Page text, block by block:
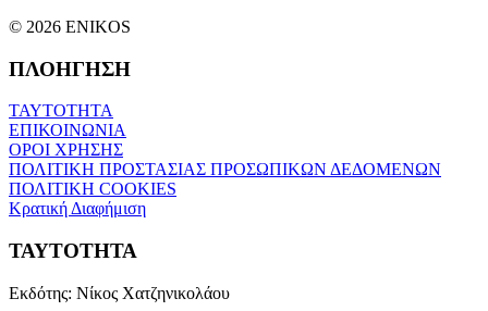
© 2026 ENIKOS
ΠΛΟΗΓΗΣΗ
ΤΑΥΤΟΤΗΤΑ
ΕΠΙΚΟΙΝΩΝΙΑ
ΟΡΟΙ ΧΡΗΣΗΣ
ΠΟΛΙΤΙΚΗ ΠΡΟΣΤΑΣΙΑΣ ΠΡΟΣΩΠΙΚΩΝ ΔΕΔΟΜΕΝΩΝ
ΠΟΛΙΤΙΚΗ COOKIES
Κρατική Διαφήμιση
ΤΑΥΤΟΤΗΤΑ
Εκδότης: Νίκος Χατζηνικολάου